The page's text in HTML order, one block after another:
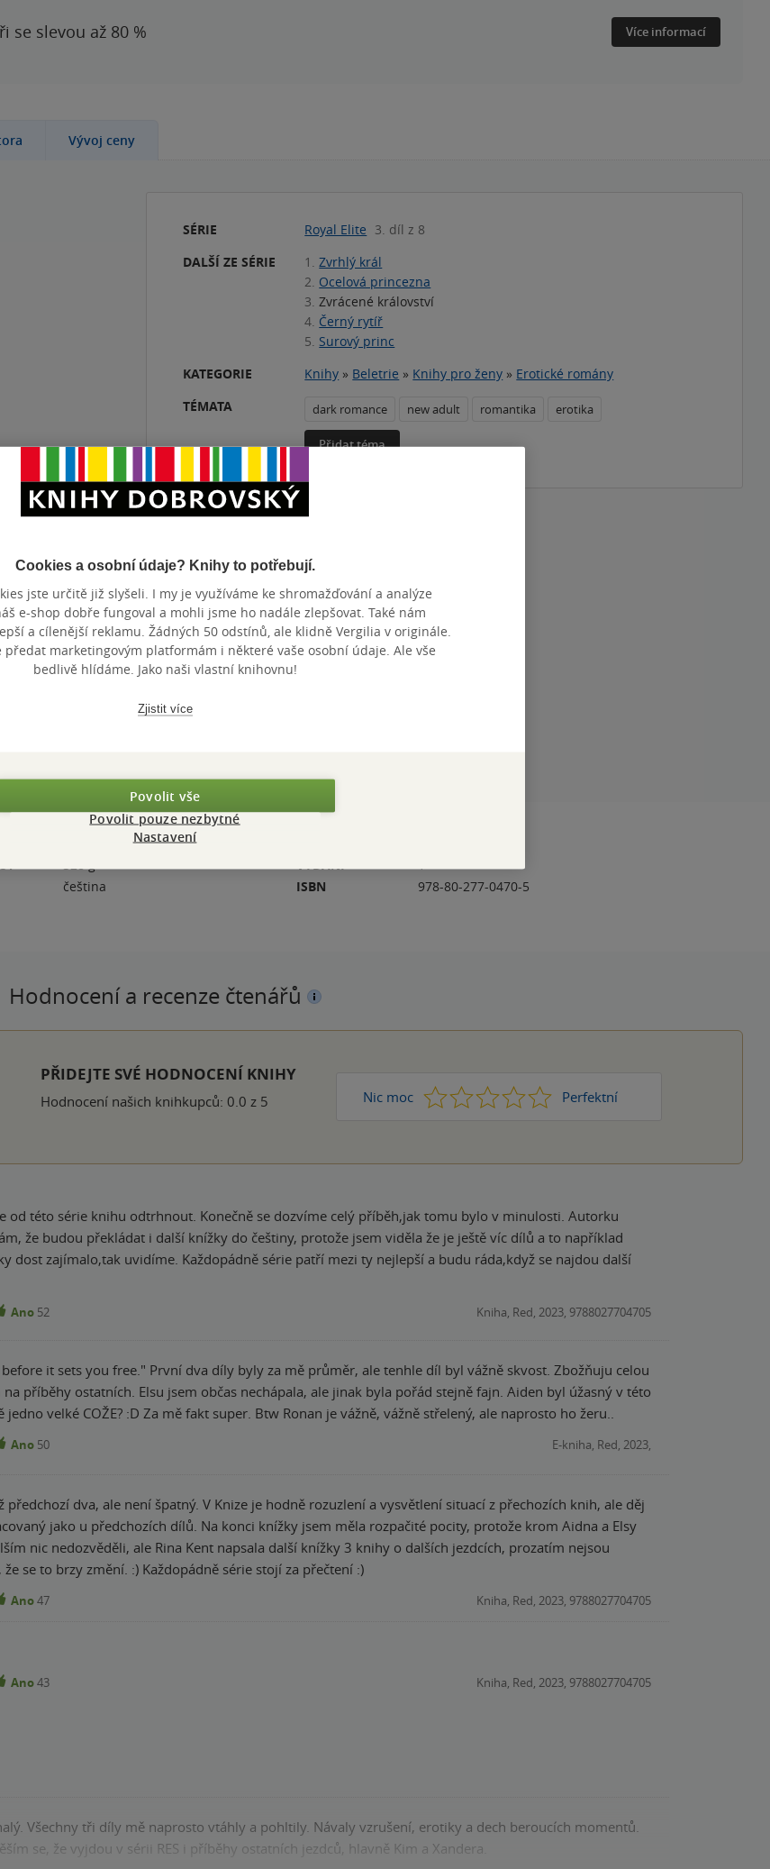
se slevou až 80 % Více informací
Vývoj ceny
krále
pro
SÉRIE Royal Elite 3. díl z 8
DALŠÍ ZE SÉRIE
1. Zvrhlý král
2. Ocelová princezna
3. Zvrácené království
4. Černý rytíř
5. Surový princ
KATEGORIE
Knihy » Beletrie » Knihy pro ženy » Erotické romány
TÉMATA
dark romance new adult romantika erotika
Přidat téma
měkká vazba
čeština
ISBN
978-80-277-0470-5
Hodnocení a recenze čtenářů
PŘIDEJTE SVÉ HODNOCENÍ KNIHY
Hodnocení našich knihkupců: 0.0 z 5 Nic moc 1 2 3 4 Perfektní
5
od této série knihu odtrhnout. Konečně se dozvíme celý příběh,jak tomu bylo v minulosti. Autorku
že budou překládat i další knížky do češtiny, protože jsem viděla že je ještě víc dílů a to například
dost zajímalo,tak uvidíme. Každopádně série patří mezi ty nejlepší a budu ráda,když se najdou další
Ano 52 Kniha, Red, 2023, 9788027704705
it sets you free." První dva díly byly za mě průměr, ale tenhle díl byl vážně skvost. Zbožňuju celou
příběhy ostatních. Elsu jsem občas nechápala, ale jinak byla pořád stejně fajn. Aiden byl úžasný v této
velké COŽE? :D Za mě fakt super. Btw Ronan je vážně, vážně střelený, ale naprosto ho žeru..
Ano 50 E-kniha, Red, 2023,
dva, ale není špatný. V Knize je hodně rozuzlení a vysvětlení situací z přechozích knih, ale děj
jako u předchozích dílů. Na konci knížky jsem měla rozpačité pocity, protože krom Aidna a Elsy
ale Rina Kent napsala další knížky 3 knihy o dalších jezdcích, prozatím nejsou
se to brzy změní. :) Každopádně série stojí za přečtení :)
Ano47 Kniha, Red, 2023, 9788027704705
Ano43 Kniha, Red, 2023, 9788027704705
Všechny tři díly mě naprosto vtáhly a pohltily. Návaly vzrušení, erotiky a dech beroucích momentů.
se, že vyjdou v sérii RES i příběhy ostatních jezdců, hlavně Kim a Xandera.
Cookies a osobní údaje? Knihy to potřebují.
jste určitě již slyšeli. I my je využíváme ke shromažďování a analýze
e-shop dobře fungoval a mohli jsme ho nadále zlepšovat. Také nám
a cílenější reklamu. Žádných 50 odstínů, ale klidně Vergilia v originále.
předat marketingovým platformám i některé vaše osobní údaje. Ale vše
bedlivě hlídáme. Jako naši vlastní knihovnu!
Zjistit více
Povolit vše
Povolit pouze nezbytné
Nastavení